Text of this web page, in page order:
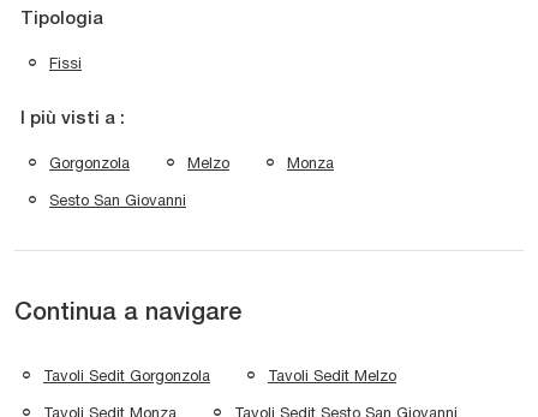
Tipologia
Fissi
I più visti a :
Gorgonzola Melzo Monza
Sesto San Giovanni
Continua a navigare
Tavoli Sedit Gorgonzola Tavoli Sedit Melzo
Tavoli Sedit Monza Tavoli Sedit Sesto San Giovanni